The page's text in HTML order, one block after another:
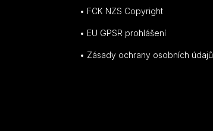
• FCK NZS Copyright
• EU GPSR prohlášení
• Zásady ochrany osobních údajů